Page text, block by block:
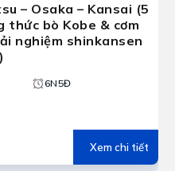
– Osaka – Kansai (5
thức bò Kobe & cơm
nghiệm shinkansen
6N5Đ
Xem chi tiết